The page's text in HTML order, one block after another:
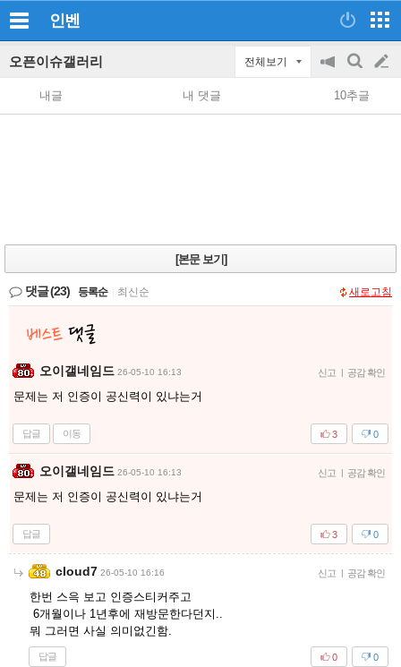
인벤
오픈이슈갤러리 전체보기
공
지
on/off
검
색
글
쓰
내글 내 댓글 10추글
[본문 보기]
댓글(23) 등록순 최신순 새로고침
오이갤네임드 26-05-10 16:13 신고 | 공감 확인
문제는 저 인증이 공신력이 있냐는거
답글 이동 0
3
오이갤네임드 26-05-10 16:13 신고 | 공감 확인
문제는 저 인증이 공신력이 있냐는거
답글 0
3
cloud7 26-05-10 16:16 신고 | 공감 확인
한번 스윽 보고 인증스티커주고
6개월이나 1년후에 재방문한다던지..
뭐 그러면 사실 의미없긴함.
답글 0
0